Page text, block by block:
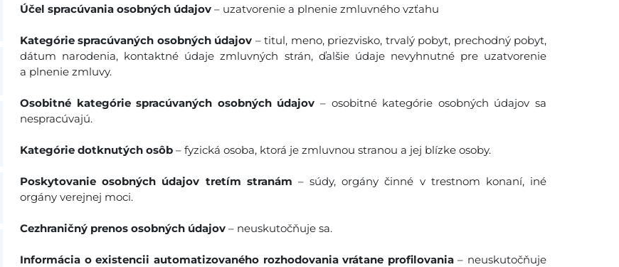
Účel spracúvania osobných údajov – uzatvorenie a plnenie zmluvného vzťahu
Kategórie spracúvaných osobných údajov – titul, meno, priezvisko, trvalý pobyt, prechodný pobyt,
dátum narodenia, kontaktné údaje zmluvných strán, ďalšie údaje nevyhnutné pre uzatvorenie
a plnenie zmluvy.
Osobitné kategórie spracúvaných osobných údajov – osobitné kategórie osobných údajov sa
nespracúvajú.
Kategórie dotknutých osôb – fyzická osoba, ktorá je zmluvnou stranou a jej blízke osoby.
Poskytovanie osobných údajov tretím stranám – súdy, orgány činné v trestnom konaní, iné
orgány verejnej moci.
Cezhraničný prenos osobných údajov – neuskutočňuje sa.
Informácia o existencii automatizovaného rozhodovania vrátane profilovania– neuskutočňuje